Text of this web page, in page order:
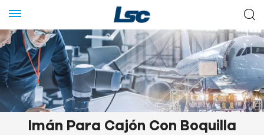
Imán Para Cajón Con Boquilla